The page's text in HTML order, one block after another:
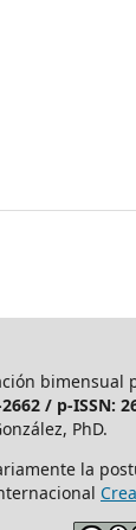
bimensual
/ p-ISSN:
PhD.
la